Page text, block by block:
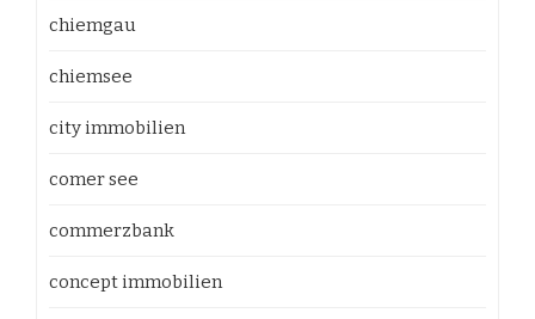
chiemgau
chiemsee
city immobilien
comer see
commerzbank
concept immobilien